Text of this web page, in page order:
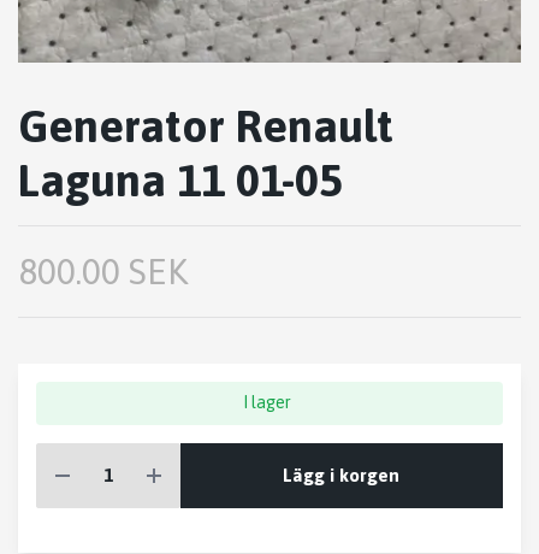
Generator Renault
Laguna 11 01-05
800.00 SEK
I lager
Lägg i korgen